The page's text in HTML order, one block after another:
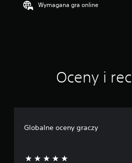
Wymagana gra online
Oceny i
Globalne oceny graczy